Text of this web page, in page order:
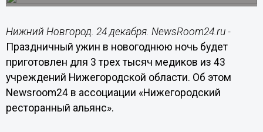
Нижний Новгород. 24 декабря. NewsRoom24.ru -
Праздничный ужин в новогоднюю ночь будет
приготовлен для 3 трех тысяч медиков из 43
учреждений Нижегородской области. Об этом
Newsroom24 в ассоциации «Нижегородский
ресторанный альянс».